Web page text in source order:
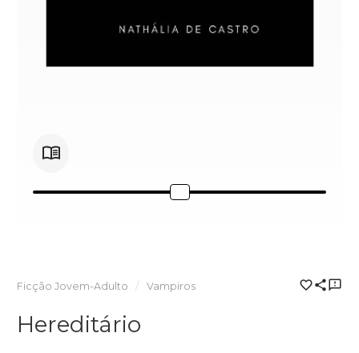
Ficção Jovem-Adulto Vampiros
Hereditário